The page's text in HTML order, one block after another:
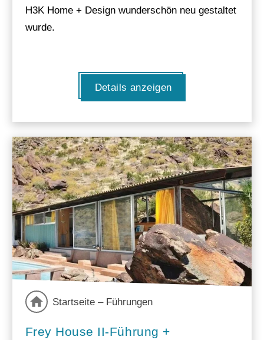
H3K Home + Design wunderschön neu gestaltet
wurde.
Details anzeigen
Startseite – Führungen
Frey House II-Führung +